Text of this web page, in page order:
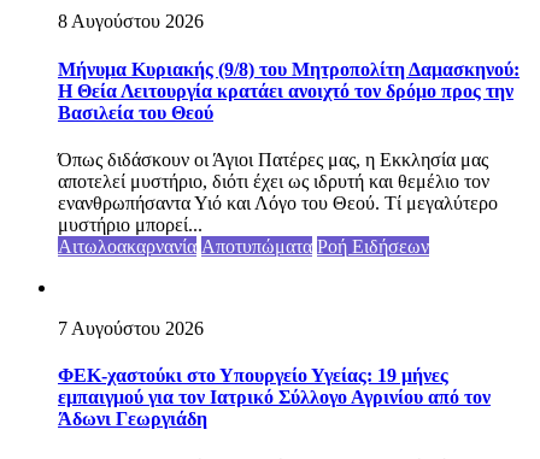
8 Αυγούστου 2026
Μήνυμα Κυριακής (9/8) του Μητροπολίτη Δαμασκηνού:
Η Θεία Λειτουργία κρατάει ανοιχτό τον δρόμο προς την
Βασιλεία του Θεού
Όπως διδάσκουν οι Άγιοι Πατέρες μας, η Εκκλησία μας
αποτελεί μυστήριο, διότι έχει ως ιδρυτή και θεμέλιο τον
ενανθρωπήσαντα Υιό και Λόγο του Θεού. Τί μεγαλύτερο
μυστήριο μπορεί...
Αιτωλοακαρνανία Αποτυπώματα Ροή Ειδήσεων
7 Αυγούστου 2026
ΦΕΚ-χαστούκι στο Υπουργείο Υγείας: 19 μήνες
εμπαιγμού για τον Ιατρικό Σύλλογο Αγρινίου από τον
Άδωνι Γεωργιάδη